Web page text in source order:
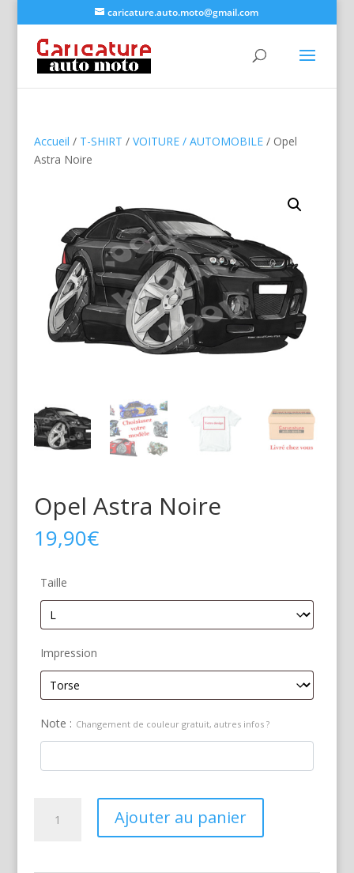
caricature.auto.moto@gmail.com
Accueil / T-SHIRT / VOITURE / AUTOMOBILE/ Opel
Astra Noire
Opel Astra Noire
19,90€
Taille
Impression
Note : Changement de couleur gratuit, autres infos ?
Ajouter au panier